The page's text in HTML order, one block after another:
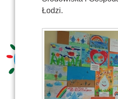
Łodzi.